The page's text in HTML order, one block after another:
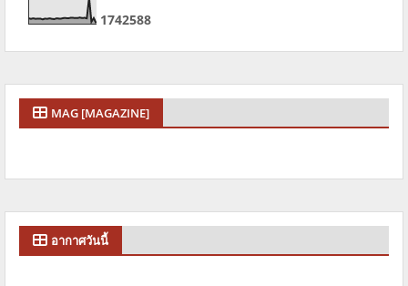
1742588
MAG [MAGAZINE]
อากาศวันนี้